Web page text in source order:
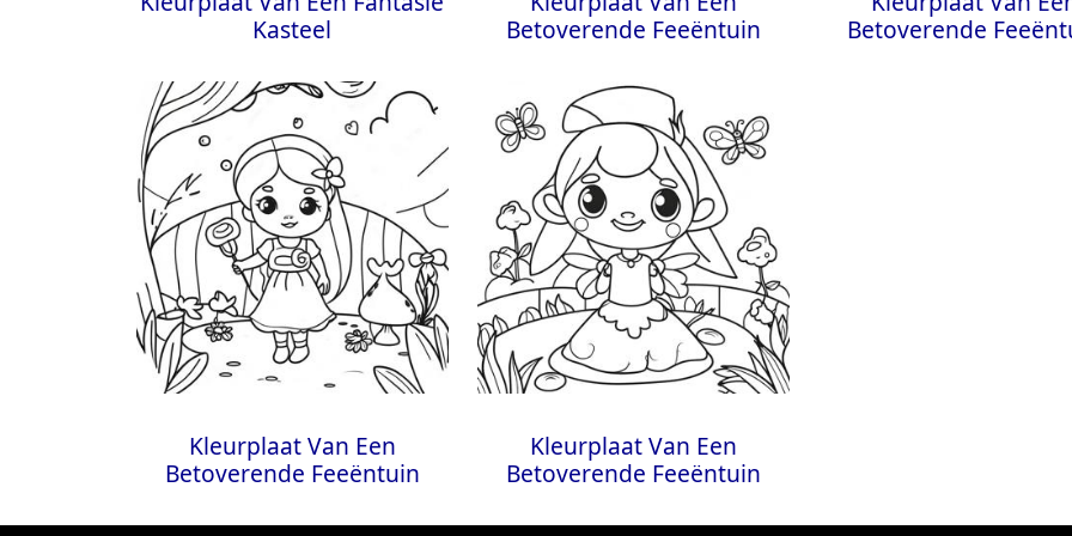
Kasteel
Betoverende Feeëntuin
Betoverende
Kleurplaat Van Een
Betoverende Feeëntuin
Kleurplaat Van Een
Betoverende Feeëntuin